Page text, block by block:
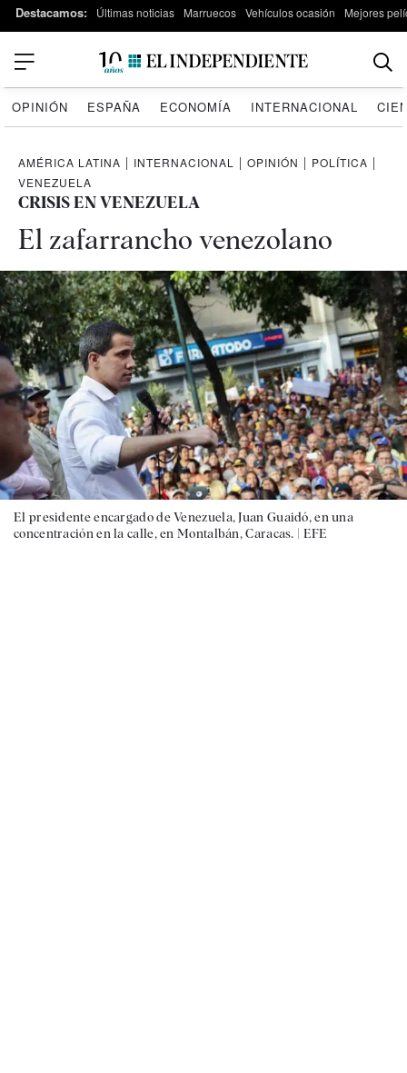
Destacamos: Últimas noticias Marruecos Vehículos ocasión Mejores
OPINIÓN ESPAÑA ECONOMÍA INTERNACIONAL
AMÉRICA LATINA | INTERNACIONAL | OPINIÓN | POLÍTICA |
VENEZUELA
CRISIS EN VENEZUELA
El zafarrancho venezolano
El presidente encargado de Venezuela, Juan Guaidó, en una
concentración en la calle, en Montalbán, Caracas. | EFE